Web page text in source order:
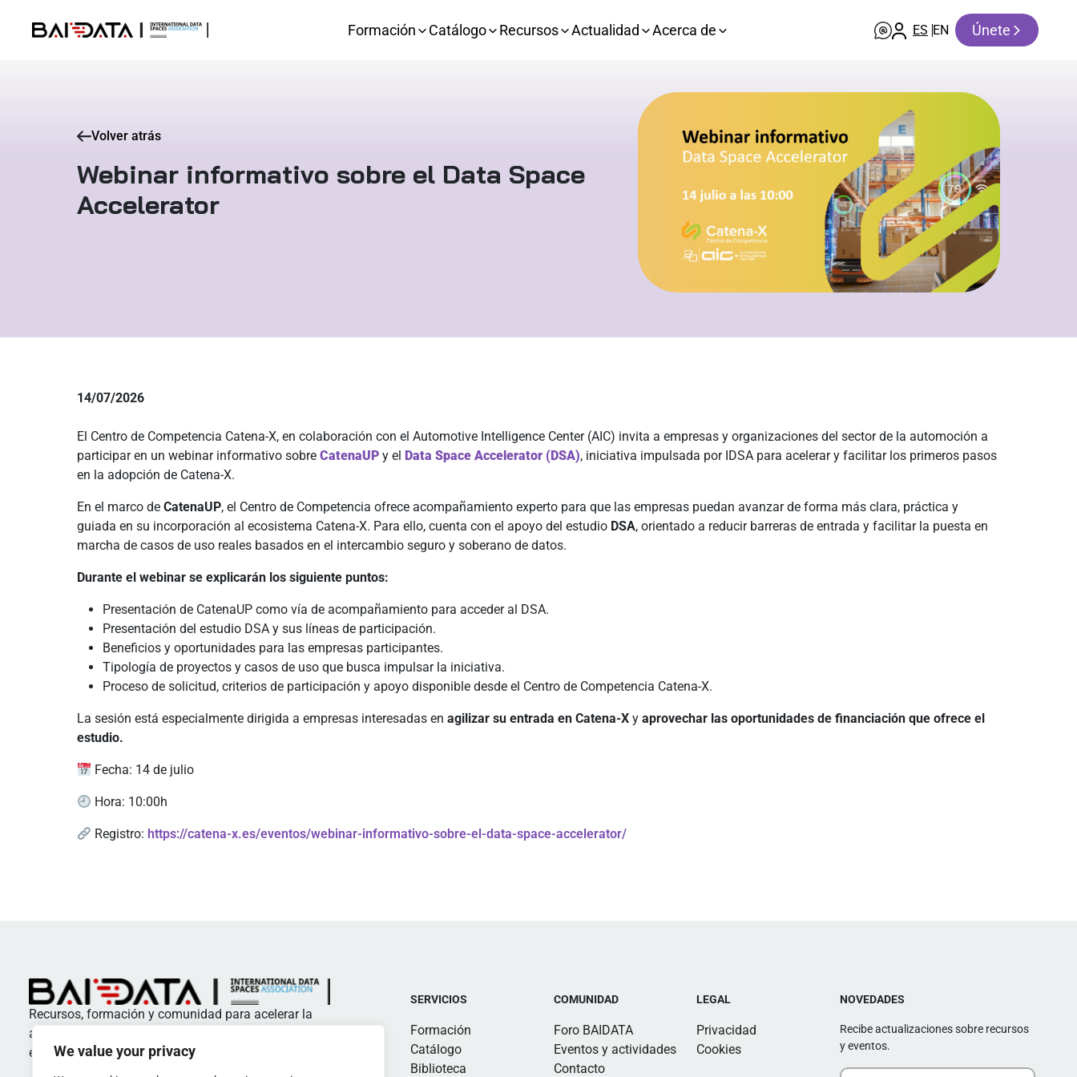
We value your privacy
Formación Catálogo Recursos Actualidad Acerca de ES EN Únete
Volver atrás
Webinar informativo sobre el Data Space
Accelerator
14/07/2026
El Centro de Competencia Catena-X, en colaboración con el Automotive Intelligence Center (AIC) invita a empresas y organizaciones del sector de la automoción a
participar en un webinar informativo sobre CatenaUP y el Data Space Accelerator (DSA), iniciativa impulsada por IDSA para acelerar y facilitar los primeros pasos
en la adopción de Catena-X.
En el marco de CatenaUP, el Centro de Competencia ofrece acompañamiento experto para que las empresas puedan avanzar de forma más clara, práctica y
guiada en su incorporación al ecosistema Catena-X. Para ello, cuenta con el apoyo del estudio DSA, orientado a reducir barreras de entrada y facilitar la puesta en
marcha de casos de uso reales basados en el intercambio seguro y soberano de datos.
Durante el webinar se explicarán los siguiente puntos:
Presentación de CatenaUP como vía de acompañamiento para acceder al DSA.
Presentación del estudio DSA y sus líneas de participación.
Beneficios y oportunidades para las empresas participantes.
Tipología de proyectos y casos de uso que busca impulsar la iniciativa.
Proceso de solicitud, criterios de participación y apoyo disponible desde el Centro de Competencia Catena-X.
La sesión está especialmente dirigida a empresas interesadas en agilizar su entrada en Catena-X y aprovechar las oportunidades de financiación que ofrece el
estudio.
Fecha: 14 de julio
Hora: 10:00h
Registro: https://catena-x.es/eventos/webinar-informativo-sobre-el-data-space-accelerator/
Recursos, formación y comunidad para acelerar la
adopción de estándares y buenas prácticas en
espacios de datos
SERVICIOS
Formación
Catálogo
Biblioteca
COMUNIDAD
Foro BAIDATA
Eventos y actividades
Contacto
LEGAL
Privacidad
Cookies
NOVEDADES
Recibe actualizaciones sobre recursos
y eventos.